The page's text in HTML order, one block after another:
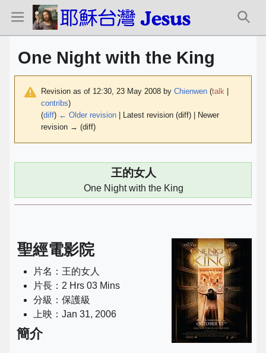
One Night with the King
Revision as of 12:30, 23 May 2008 by Chienwen (talk
contribs)
(diff) ← Older revision | Latest revision (diff) | Newer
revision → (diff)
王的女人
One Night with the King
聖經電影院
片名：王的女人
片長：2 Hrs 03 Mins
分級：保護級
上映：Jan 31, 2006
簡介